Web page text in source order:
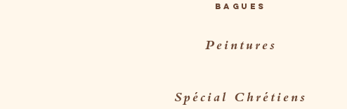
Bagues
Spécial Chrétiens
Peintures